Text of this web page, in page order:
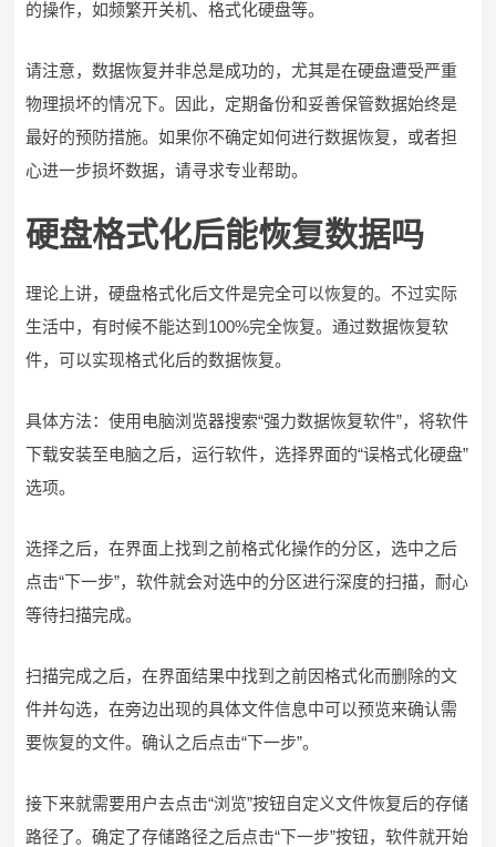
的操作，如频繁开关机、格式化硬盘等。
请注意，数据恢复并非总是成功的，尤其是在硬盘遭受严重
物理损坏的情况下。因此，定期备份和妥善保管数据始终是
最好的预防措施。如果你不确定如何进行数据恢复，或者担
心进一步损坏数据，请寻求专业帮助。
硬盘格式化后能恢复数据吗
理论上讲，硬盘格式化后文件是完全可以恢复的。不过实际
生活中，有时候不能达到100%完全恢复。通过数据恢复软
件，可以实现格式化后的数据恢复。
具体方法：使用电脑浏览器搜索“强力数据恢复软件”，将软件
下载安装至电脑之后，运行软件，选择界面的“误格式化硬盘”
选项。
选择之后，在界面上找到之前格式化操作的分区，选中之后
点击“下一步”，软件就会对选中的分区进行深度的扫描，耐心
等待扫描完成。
扫描完成之后，在界面结果中找到之前因格式化而删除的文
件并勾选，在旁边出现的具体文件信息中可以预览来确认需
要恢复的文件。确认之后点击“下一步”。
接下来就需要用户去点击“浏览”按钮自定义文件恢复后的存储
路径了。确定了存储路径之后点击“下一步”按钮，软件就开始